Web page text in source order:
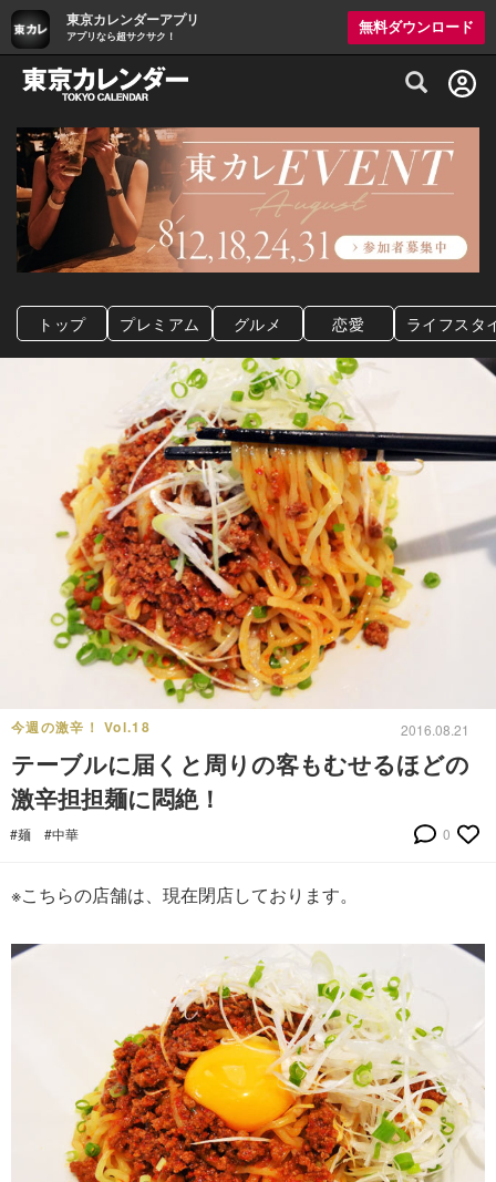
東京カレンダーアプリ
アプリなら超サクサク！
無料ダウンロード
グルメ情報・プレミアムレストラン予約
トップ プレミアム グルメ 恋愛 ライフスタ
今週の激辛！ Vol.18 2016.08.21
テーブルに届くと周りの客もむせるほどの
激辛担担麺に悶絶！
#麺 #中華 0
※こちらの店舗は、現在閉店しております。